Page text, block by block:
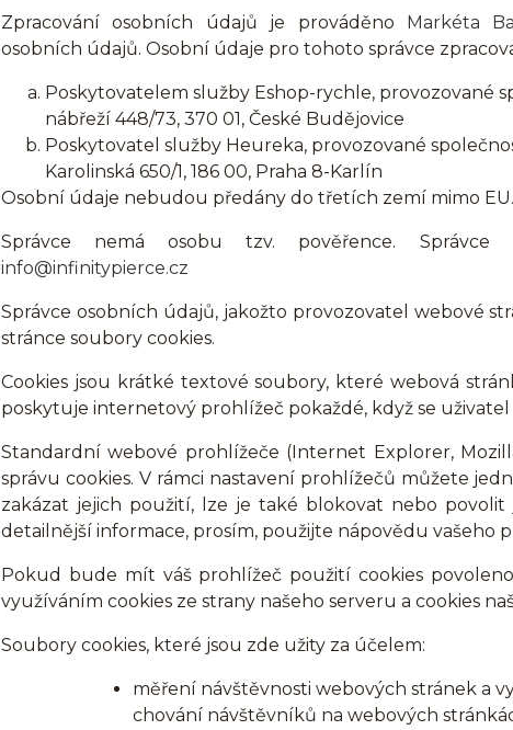
Zpracování osobních údajů je prováděno Markéta
osobních údajů. Osobní údaje pro tohoto správce
Poskytovatelem služby Eshop-rychle, provozované
nábřeží 448/73, 370 01, České Budějovice
Poskytovatel služby Heureka, provozované
Karolinská 650/1, 186 00, Praha 8-Karlín
Osobní údaje nebudou předány do třetích zemí mimo EU.
Správce nemá osobu tzv. pověřence.
info@infinitypierce.cz
Správce osobních údajů, jakožto provozovatel webové
stránce soubory cookies.
Cookies jsou krátké textové soubory, které webová
poskytuje internetový prohlížeč pokaždé, když se
Standardní webové prohlížeče (Internet Explorer,
správu cookies. V rámci nastavení prohlížečů můžete
zakázat jejich použití, lze je také blokovat nebo
detailnější informace, prosím, použijte nápovědu vašeho
Pokud bude mít váš prohlížeč použití cookies
využíváním cookies ze strany našeho serveru a cookies
Soubory cookies, které jsou zde užity za účelem:
měření návštěvnosti webových stránek a
chování návštěvníků na webových